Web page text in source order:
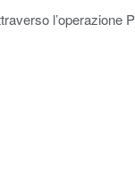
l’operazione